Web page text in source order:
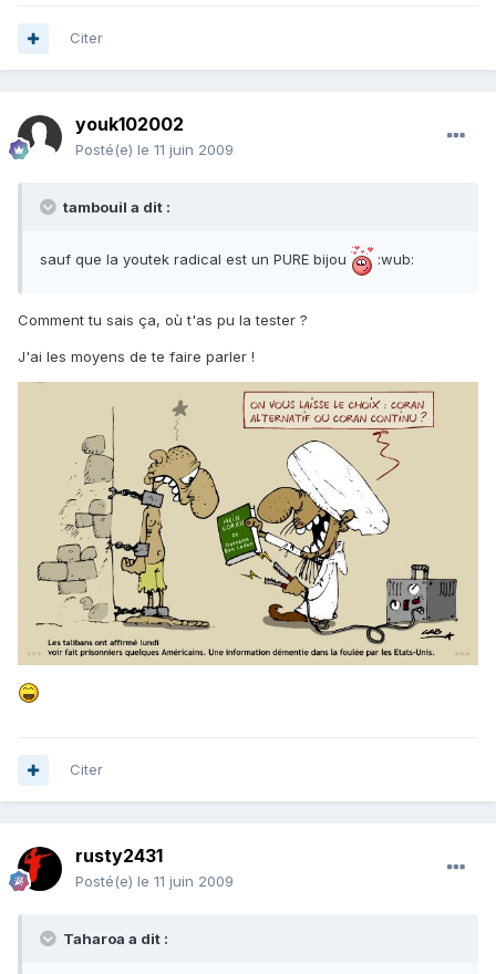
Citer
youk102002
Posté(e) le 11 juin 2009
tambouil a dit :
sauf que la youtek radical est un PURE bijou :wub:
Comment tu sais ça, où t'as pu la tester ?
J'ai les moyens de te faire parler !
Citer
rusty2431
Posté(e) le 11 juin 2009
Taharoa a dit :